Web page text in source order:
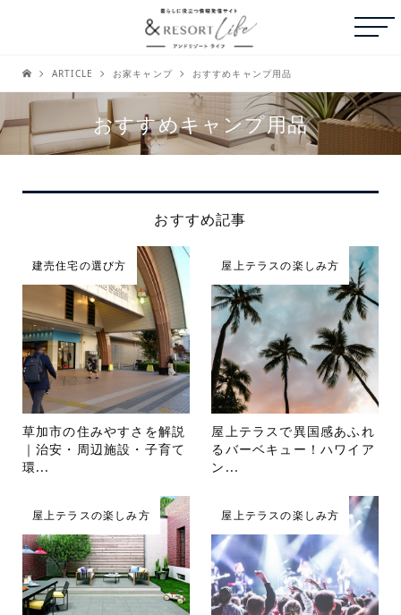
ARTICLE お家キャンプ おすすめキャンプ用品
おすすめキャンプ用品
おすすめ記事
建売住宅の選び方
草加市の住みやすさを解説
｜治安・周辺施設・子育て
環...
屋上テラスの楽しみ方
屋上テラスで異国感あふれ
るバーベキュー！ハワイア
ン...
屋上テラスの楽しみ方 屋上テラスの楽しみ方